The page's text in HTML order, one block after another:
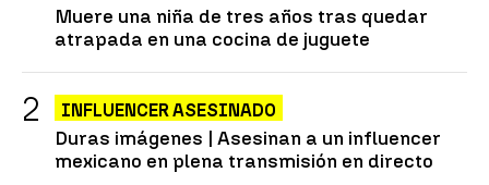
Muere una niña de tres años tras quedar
atrapada en una cocina de juguete
INFLUENCER ASESINADO
Duras imágenes | Asesinan a un influencer
mexicano en plena transmisión en directo